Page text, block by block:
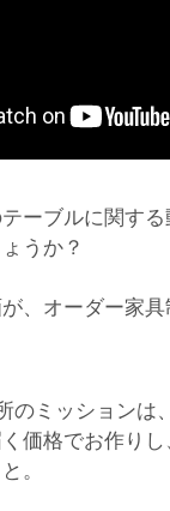
ーブルに関する
うか？
、オーダー家
のミッションは
価格でお作り
。